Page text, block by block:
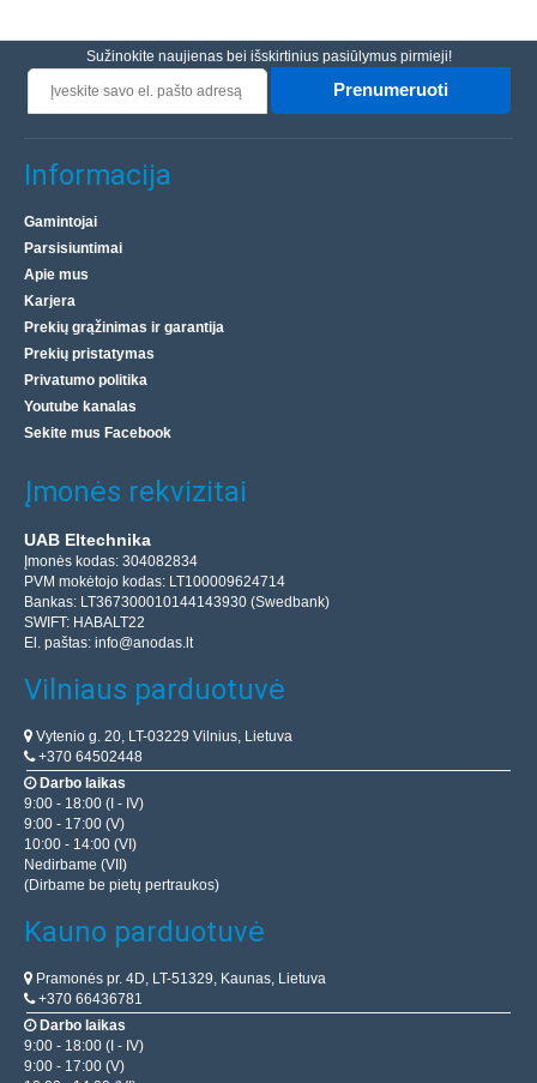
Sužinokite naujienas bei išskirtinius pasiūlymus pirmieji!
Prenumeruoti
Informacija
Gamintojai
Parsisiuntimai
Apie mus
Karjera
Prekių grąžinimas ir garantija
Prekių pristatymas
Privatumo politika
Youtube kanalas
Sekite mus Facebook
Įmonės rekvizitai
UAB Eltechnika
Įmonės kodas: 304082834
PVM mokėtojo kodas: LT100009624714
Bankas: LT367300010144143930 (Swedbank)
SWIFT: HABALT22
El. paštas: info@anodas.lt
Vilniaus parduotuvė
Vytenio g. 20, LT-03229 Vilnius, Lietuva
+370 64502448
Darbo laikas
9:00 - 18:00 (I - IV)
9:00 - 17:00 (V)
10:00 - 14:00 (VI)
Nedirbame (VII)
(Dirbame be pietų pertraukos)
Kauno parduotuvė
Pramonės pr. 4D, LT-51329, Kaunas, Lietuva
+370 66436781
Darbo laikas
9:00 - 18:00 (I - IV)
9:00 - 17:00 (V)